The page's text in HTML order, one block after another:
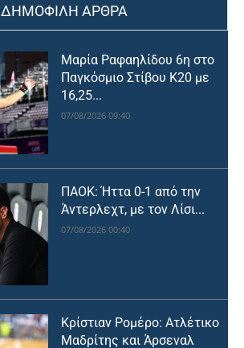
ΔΗΜΟΦΙΛΗ ΑΡΘΡΑ
Μαρία Ραφαηλίδου 6η στο
Παγκόσμιο Στίβου Κ20 με
16,25...
07/08/2026 09:40
ΠΑΟΚ: Ήττα 0-1 από την
Άντερλεχτ, με τον Λίσι...
07/08/2026 00:40
Κρίστιαν Ρομέρο: Ατλέτικο
Μαδρίτης και Άρσεναλ